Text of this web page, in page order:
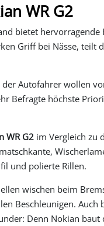
WR G2
bietet hervorragende
Griff bei Nässe,
Autofahrer wollen
Befragte höchste
WR G2 im Vergleich zu
und polierte Rillen.
wischen beim
Beschleunigen.
Denn Nokian baut